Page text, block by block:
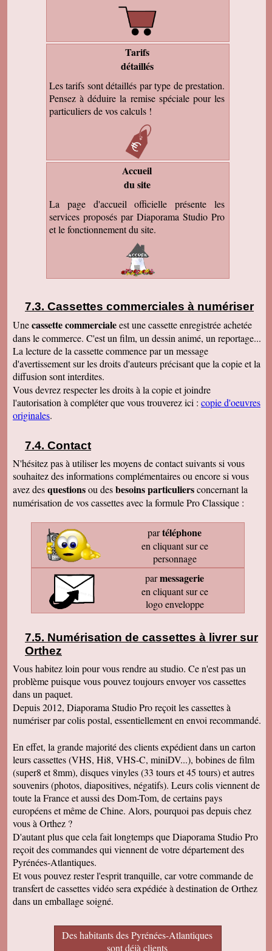
Tarifs
détaillés
Les tarifs sont détaillés par type de prestation.
Pensez à déduire la remise spéciale pour les
particuliers de vos calculs !
Accueil
du site
La page d'accueil officielle présente les
services proposés par Diaporama Studio Pro
et le fonctionnement du site.
Cassettes commerciales à numériser
Unecassette commercialeest une cassette enregistrée achetée
dans le commerce. C'est un film, un dessin animé, un reportage...
La lecture de la cassette commence par un message
d'avertissement sur les droits d'auteurs précisant que la copie et la
diffusion sont interdites.
Vous devrez respecter les droits à la copie et joindre
l'autorisation à compléter que vous trouverez ici : copie d'oeuvres
originales.
Contact
N'hésitez pas à utiliser les moyens de contact suivants si vous
souhaitez des informations complémentaires ou encore si vous
avez desquestionsou desbesoins particuliersconcernant la
numérisation de vos cassettes avec la formule Pro Classique :
partéléphone
en cliquant sur ce
personnage
parmessagerie
en cliquant sur ce
logo enveloppe
Numérisation de cassettes à livrer sur
Orthez
Vous habitez loin pour vous rendre au studio. Ce n'est pas un
problème puisque vous pouvez toujours envoyer vos cassettes
dans un paquet.
Depuis 2012, Diaporama Studio Pro reçoit les cassettes à
numériser par colis postal, essentiellement en envoi recommandé.
En effet, la grande majorité des clients expédient dans un carton
leurs cassettes (VHS, Hi8, VHS-C, miniDV...), bobines de film
(super8 et 8mm), disques vinyles (33 tours et 45 tours) et autres
souvenirs (photos, diapositives, négatifs). Leurs colis viennent de
toute la France et aussi des Dom-Tom, de certains pays
européens et même de Chine. Alors, pourquoi pas depuis chez
vous à Orthez ?
D'autant plus que cela fait longtemps que Diaporama Studio Pro
reçoit des commandes qui viennent de votre département des
Pyrénées-Atlantiques.
Et vous pouvez rester l'esprit tranquille, car votre commande de
transfert de cassettes vidéo sera expédiée à destination de Orthez
dans un emballage soigné.
Des habitants des Pyrénées-Atlantiques
sont déjà clients